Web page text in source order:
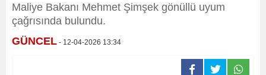
Maliye Bakanı Mehmet Şimşek gönüllü uyum
çağrısında bulundu.
GÜNCEL - 12-04-2026 13:34